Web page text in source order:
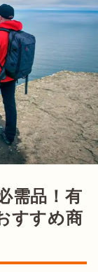
需品！有
すすめ商